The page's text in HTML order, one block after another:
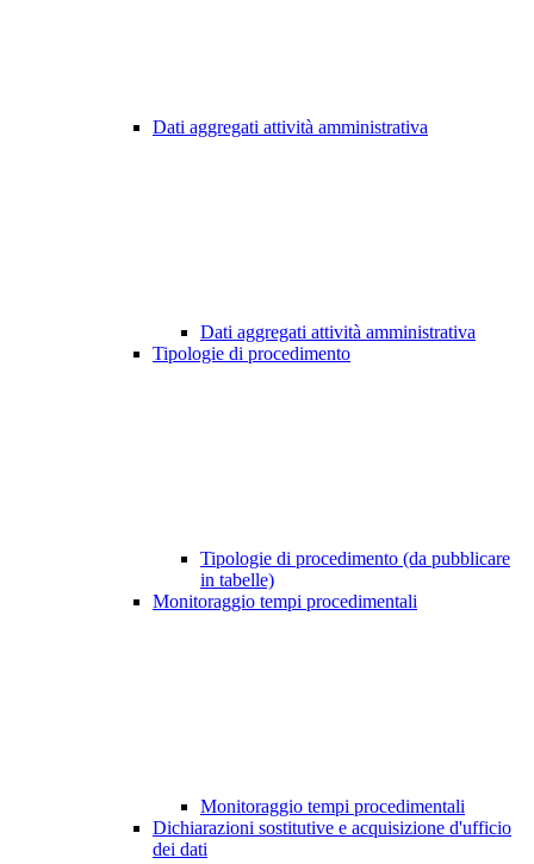
Dati aggregati attività amministrativa
Dati aggregati attività amministrativa
Tipologie di procedimento
Tipologie di procedimento (da pubblicare
in tabelle)
Monitoraggio tempi procedimentali
Monitoraggio tempi procedimentali
Dichiarazioni sostitutive e acquisizione d'ufficio
dei dati